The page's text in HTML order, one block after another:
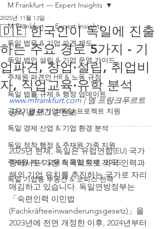
M Frankfurt — Expert Insights
독일 법무 & 기업 파견 제도
독일 법인 설립 & 기업 운영 가이드
주재원·파견인 HR & 노동 규정
독일 법률·규제 & 행정 업데이트
공공기관·대기업 독일 프로젝트 지원
독일 경제·산업 & 기업 환경 분석
독일 정착 행정 & 주재원 가족 지원
주재원 자녀 교육 & 독일 학제 가이드
독일 기업용 부동산 & 오피스 전략
M Frankfurt — Expert Insights
🇩🇪 한국인이 독일에 진출
하는 주요 경로 5가지 - 기
업파견, 창업·설립, 취업비
자, 직업교육·유학 분석
2025년 11월 13일
www.mfrankfurt.com | 엠 프랑크푸르트
공식 블로그 콘텐츠
2025년 현재, 독일은 유럽연합(EU) 국가
중에서도 가장 적극적으로 외국 인력과
해외 기업 유치를 추진하는 국가로 자리
매김하고 있습니다. 독일연방정부는
「숙련인력 이민법
(Fachkräfteeinwanderungsgesetz)」을
2023년에 전면 개정한 이후, 2024년부터